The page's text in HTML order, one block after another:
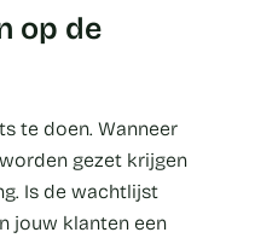
op de
te doen. Wanneer
gezet krijgen
Is de wachtlijst
jouw klanten een